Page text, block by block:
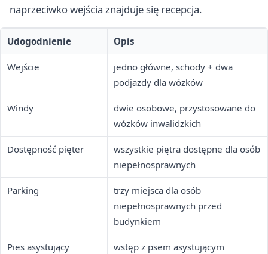
naprzeciwko wejścia znajduje się recepcja.
Udogodnienie Opis
Wejście
jedno główne, schody + dwa
podjazdy dla wózków
Windy
dwie osobowe, przystosowane do
wózków inwalidzkich
Dostępność pięter
wszystkie piętra dostępne dla osób
niepełnosprawnych
Parking
trzy miejsca dla osób
niepełnosprawnych przed
budynkiem
Pies asystujący
wstęp z psem asystującym